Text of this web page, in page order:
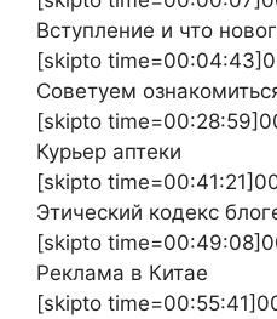
Вступление и что
[skipto
Советуем
[skipto
Курьер аптеки
[skipto
Этический кодекс
[skipto
Реклама в Китае
[skipto